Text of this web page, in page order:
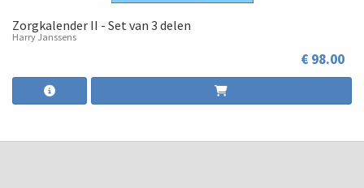
Zorgkalender II - Set van 3 delen
Harry Janssens
€ 98.00